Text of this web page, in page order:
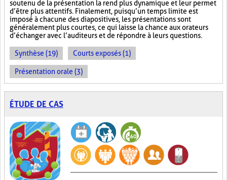
soutenu de la présentation la rend plus dynamique et leur permet
d’être plus attentifs. Finalement, puisqu’un temps limite est
imposé à chacune des diapositives, les présentations sont
généralement plus courtes, ce qui laisse la chance aux orateurs
d’échanger avec l’auditeurs et de répondre à leurs questions.
Synthèse (19) Courts exposés (1)
Présentation orale (3)
ÉTUDE DE CAS